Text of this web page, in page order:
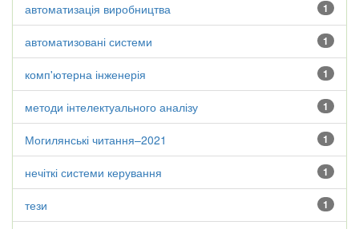
1
автоматизація виробництва
1
автоматизовані системи
1
комп'ютерна інженерія
1
методи інтелектуального аналізу
1
Могилянські читання–2021
1
нечіткі системи керування
1
тези